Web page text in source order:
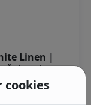
Linen |
Vit, Ljus
cookies